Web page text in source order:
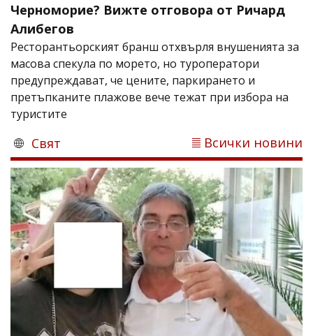
Черноморие? Вижте отговора от Ричард
Алибегов
Ресторантьорският бранш отхвърля внушенията за
масова спекула по морето, но туроператори
предупреждават, че цените, паркирането и
претъпканите плажове вече тежат при избора на
туристите
Свят Всички новини